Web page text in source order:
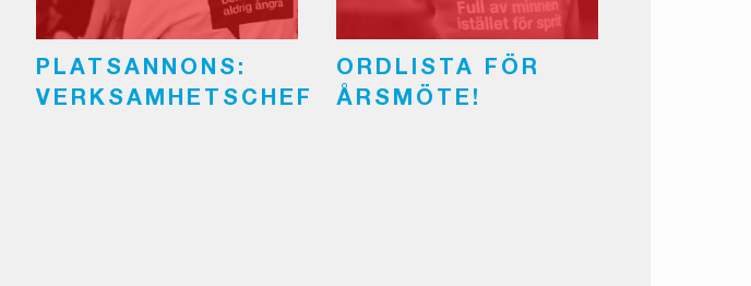
PLATSANNONS:
VERKSAMHETSCHEF
ORDLISTA FÖR
ÅRSMÖTE!